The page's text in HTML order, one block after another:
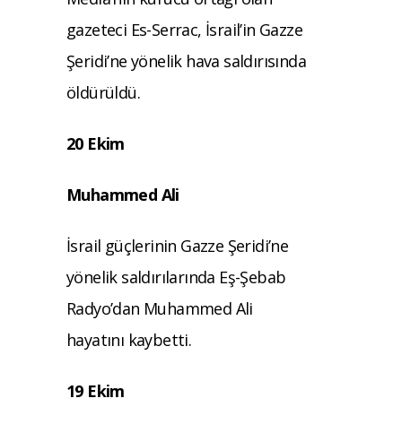
gazeteci Es-Serrac, İsrail’in Gazze
Şeridi’ne yönelik hava saldırısında
öldürüldü.
20 Ekim
Muhammed Ali
İsrail güçlerinin Gazze Şeridi’ne
yönelik saldırılarında Eş-Şebab
Radyo’dan Muhammed Ali
hayatını kaybetti.
19 Ekim